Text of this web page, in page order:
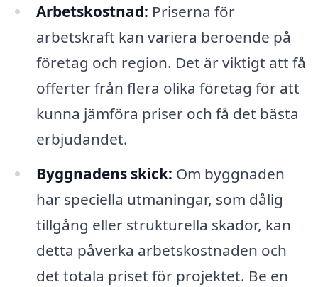
Arbetskostnad: Priserna för
arbetskraft kan variera beroende på
företag och region. Det är viktigt att få
offerter från flera olika företag för att
kunna jämföra priser och få det bästa
erbjudandet.
Byggnadens skick: Om byggnaden
har speciella utmaningar, som dålig
tillgång eller strukturella skador, kan
detta påverka arbetskostnaden och
det totala priset för projektet. Be en